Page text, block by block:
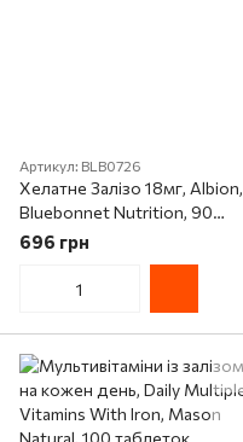
Артикул: BLB0726
Хелатне Залiзо 18мг, Albion,
Bluebonnet Nutrition, 90
гелевих капсул
696 грн